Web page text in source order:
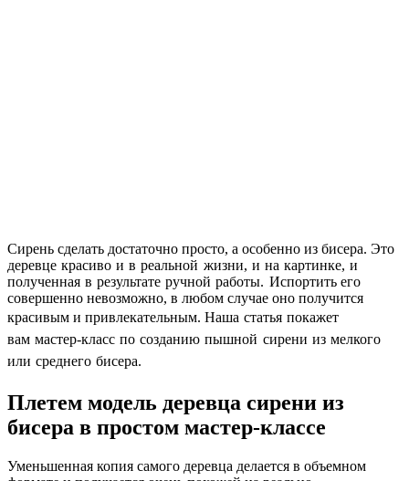
Сирень сделать достаточно просто, а особенно из бисера. Это
деревце красиво и в реальной жизни, и на картинке, и
полученная в результате ручной работы. Испортить его
совершенно невозможно, в любом случае оно получится
красивым и привлекательным. Наша статья покажет
вам мастер-класс по созданию пышной сирени из мелкого
или среднего бисера.
Плетем модель деревца сирени из
бисера в простом мастер-классе
Уменьшенная копия самого деревца делается в объемном